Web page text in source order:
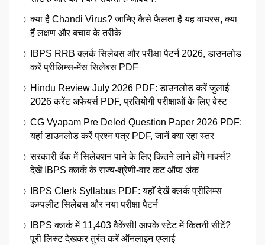
क्या है Chandi Virus? जानिए कैसे फैलता है यह वायरस, क्या
हैं लक्षण और बचाव के तरीके
IBPS RRB क्लर्क सिलेबस और परीक्षा पैटर्न 2026, डाउनलोड
करें प्रीलिम्स-मेंस सिलेबस PDF
Hindu Review July 2026 PDF: डाउनलोड करें जुलाई
2026 करेंट अफेयर्स PDF, प्रतियोगी परीक्षाओं के लिए बेस्ट
CG Vyapam Pre Deled Question Paper 2026 PDF:
यहां डाउनलोड करें प्रश्न पत्र PDF, जानें क्या रहा स्तर
सरकारी बैंक में सिलेक्शन पाने के लिए कितने लाने होंगे मार्क्स?
देखें IBPS क्लर्क के राज्य-श्रेणी-वार कट ऑफ अंक
IBPS Clerk Syllabus PDF: यहाँ देखें क्लर्क प्रीलिम्स
कम्पलीट सिलेबस और नया परीक्षा पैटर्न
IBPS क्लर्क में 11,403 वैकेंसी! आपके स्टेट में कितनी सीटें?
पूरी लिस्ट देखकर तुरंत करें ऑनलाइन एप्लाई